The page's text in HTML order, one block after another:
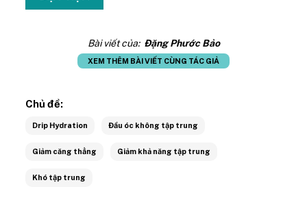
Bài viết của: Đặng Phước Bảo
XEM THÊM BÀI VIẾT CÙNG TÁC GIẢ
Chủ đề:
Drip Hydration Đầu óc không tập trung
Giảm căng thẳng Giảm khả năng tập trung
Khó tập trung